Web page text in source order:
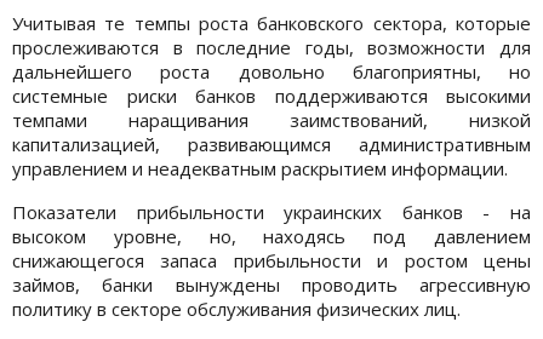
Учитывая те темпы роста банковского сектора, которые
прослеживаются в последние годы, возможности для
дальнейшего роста довольно благоприятны, но
системные риски банков поддерживаются высокими
темпами наращивания заимствований, низкой
капитализацией, развивающимся административным
управлением и неадекватным раскрытием информации.
Показатели прибыльности украинских банков - на
высоком уровне, но, находясь под давлением
снижающегося запаса прибыльности и ростом цены
займов, банки вынуждены проводить агрессивную
политику в секторе обслуживания физических лиц.